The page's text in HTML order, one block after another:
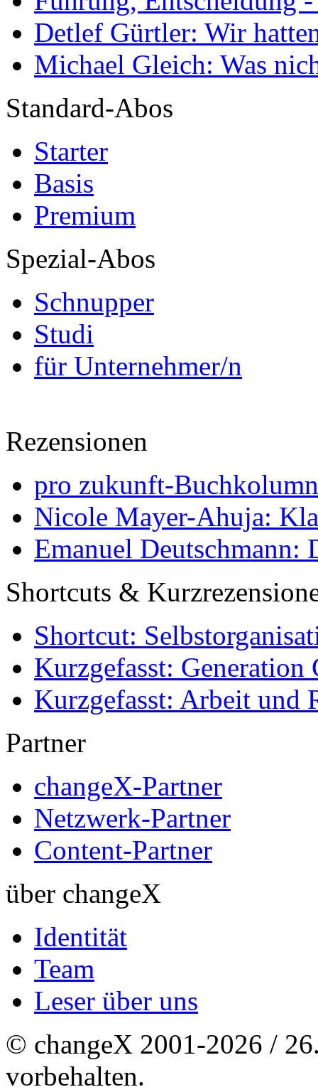
Detlef Gürtler: Wir
Michael Gleich: Was
Standard-Abos
Starter
Basis
Premium
Spezial-Abos
Schnupper
Studi
für Unternehmer/n
Rezensionen
pro zukunft-
Nicole Mayer-Ahuja:
Emanuel Deutschmann:
Shortcuts &
Shortcut:
Kurzgefasst: Generation
Kurzgefasst: Arbeit und
Partner
changeX-Partner
Netzwerk-Partner
Content-Partner
über changeX
Identität
Team
Leser über uns
© changeX 2001-2026 /
vorbehalten.